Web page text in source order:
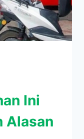
Ini
Alasan